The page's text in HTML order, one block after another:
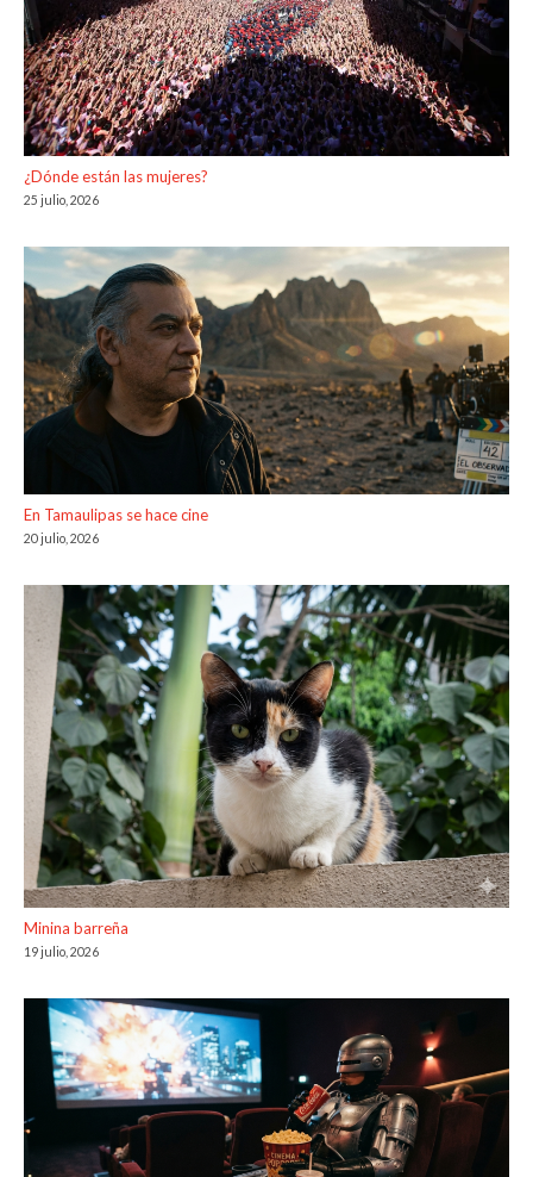
¿Dónde están las mujeres?
25 julio, 2026
En Tamaulipas se hace cine
20 julio, 2026
Minina barreña
19 julio, 2026